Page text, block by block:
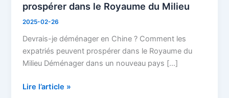
prospérer dans le Royaume du Milieu
2025-02-26
Devrais-je déménager en Chine ? Comment les
expatriés peuvent prospérer dans le Royaume du
Milieu Déménager dans un nouveau pays […]
Milieu
Lire l’article »